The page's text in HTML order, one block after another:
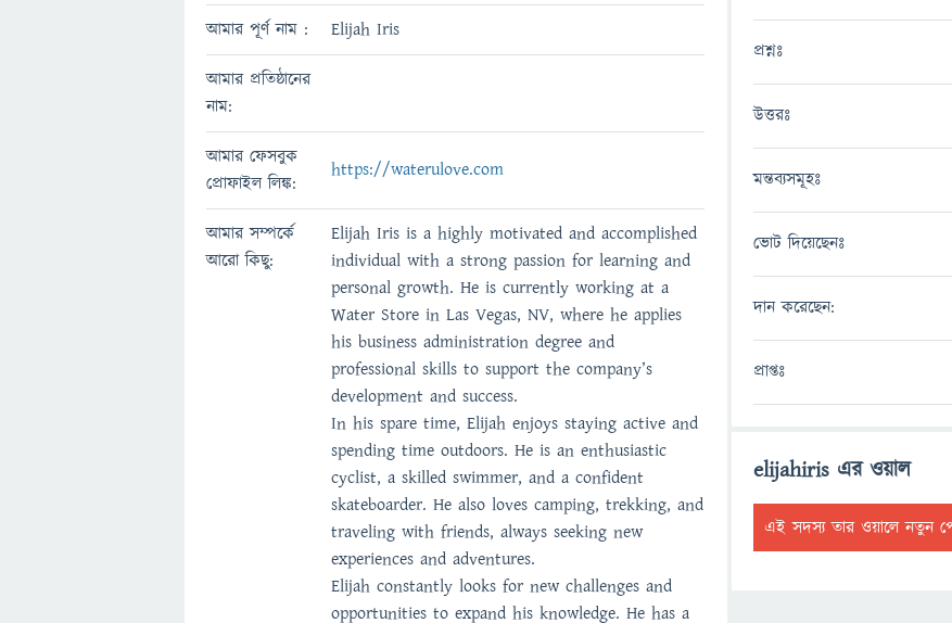
আমার পূর্ণ নাম : Elijah Iris
আমার প্রতিষ্ঠানের
নাম:
আমার ফেসবুক
প্রোফাইল লিঙ্ক:
https://waterulove.com
আমার সম্পর্কে
আরো কিছু:
Elijah Iris is a highly motivated and accomplished
individual with a strong passion for learning and
personal growth. He is currently working at a
Water Store in Las Vegas, NV, where he applies
his business administration degree and
professional skills to support the company’s
development and success.
In his spare time, Elijah enjoys staying active and
spending time outdoors. He is an enthusiastic
cyclist, a skilled swimmer, and a confident
skateboarder. He also loves camping, trekking, and
traveling with friends, always seeking new
experiences and adventures.
Elijah constantly looks for new challenges and
opportunities to expand his knowledge. He has a
প্রশ্নঃ
উত্তরঃ
মন্তব্যসমূহঃ
ভোট দিয়েছেনঃ
দান করেছেন:
প্রাপ্তঃ
elijahiris এর ওয়াল
এই সদস্য তার ওয়ালে নতুন